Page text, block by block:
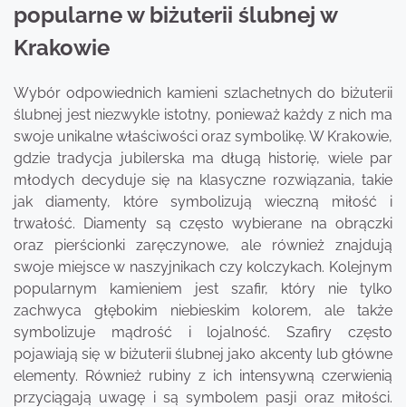
popularne w biżuterii ślubnej w
Krakowie
Wybór odpowiednich kamieni szlachetnych do biżuterii
ślubnej jest niezwykle istotny, ponieważ każdy z nich ma
swoje unikalne właściwości oraz symbolikę. W Krakowie,
gdzie tradycja jubilerska ma długą historię, wiele par
młodych decyduje się na klasyczne rozwiązania, takie
jak diamenty, które symbolizują wieczną miłość i
trwałość. Diamenty są często wybierane na obrączki
oraz pierścionki zaręczynowe, ale również znajdują
swoje miejsce w naszyjnikach czy kolczykach. Kolejnym
popularnym kamieniem jest szafir, który nie tylko
zachwyca głębokim niebieskim kolorem, ale także
symbolizuje mądrość i lojalność. Szafiry często
pojawiają się w biżuterii ślubnej jako akcenty lub główne
elementy. Również rubiny z ich intensywną czerwienią
przyciągają uwagę i są symbolem pasji oraz miłości.